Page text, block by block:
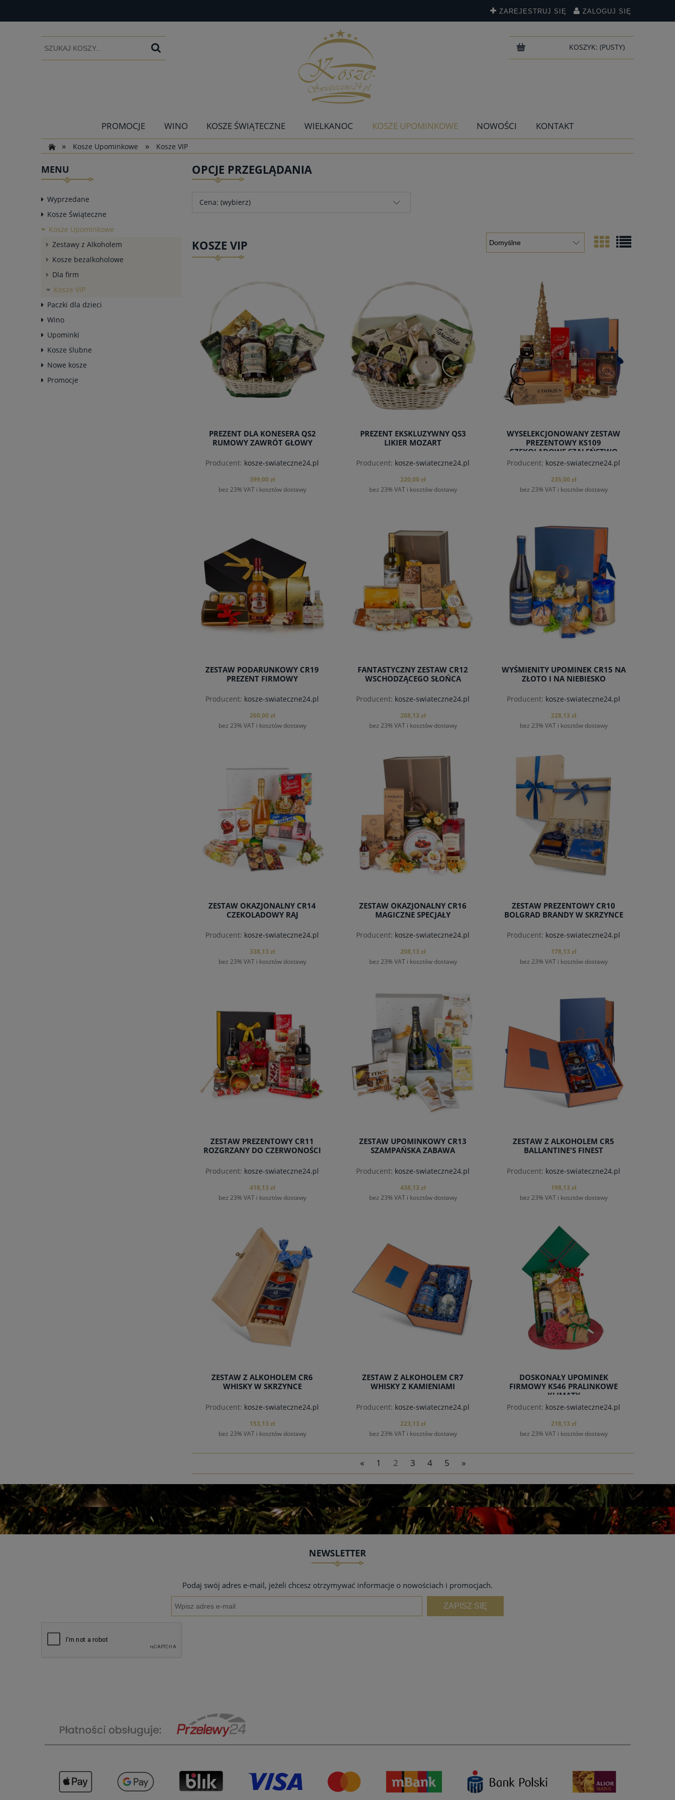
ZAREJESTRUJ SIĘ ZALOGUJ SIĘ
KOSZYK: (PUSTY)
PROMOCJE WINO KOSZE ŚWIĄTECZNE WIELKANOC KOSZE UPOMINKOWE NOWOŚCI
KONTAKT
»
Kosze Upominkowe » Kosze VIP
MENU
Wyprzedane
Kosze Świąteczne
Kosze Upominkowe
Zestawy z Alkoholem
Kosze bezalkoholowe
Dla firm
Kosze VIP
Paczki dla dzieci
Wino
Upominki
Kosze ślubne
Nowe kosze
Promocje
OPCJE PRZEGLĄDANIA
Cena: (wybierz)
KOSZE VIP
PREZENT DLA KONESERA QS2
RUMOWY ZAWRÓT GŁOWY
Producent: kosze-swiateczne24.pl
399,00 zł
bez 23% VAT i kosztów dostawy
PREZENT EKSKLUZYWNY QS3
LIKIER MOZART
Producent: kosze-swiateczne24.pl
220,00 zł
bez 23% VAT i kosztów dostawy
WYSELEKCJONOWANY ZESTAW
PREZENTOWY KS109
CZEKOLADOWE SZALEŃSTWO
Producent: kosze-swiateczne24.pl
235,00 zł
bez 23% VAT i kosztów dostawy
ZESTAW PODARUNKOWY CR19
PREZENT FIRMOWY
Producent: kosze-swiateczne24.pl
260,00 zł
bez 23% VAT i kosztów dostawy
FANTASTYCZNY ZESTAW CR12
WSCHODZĄCEGO SŁOŃCA
Producent: kosze-swiateczne24.pl
208,13 zł
bez 23% VAT i kosztów dostawy
WYŚMIENITY UPOMINEK CR15 NA
ZŁOTO I NA NIEBIESKO
Producent: kosze-swiateczne24.pl
228,13 zł
bez 23% VAT i kosztów dostawy
ZESTAW OKAZJONALNY CR14
CZEKOLADOWY RAJ
Producent: kosze-swiateczne24.pl
338,13 zł
bez 23% VAT i kosztów dostawy
ZESTAW OKAZJONALNY CR16
MAGICZNE SPECJAŁY
Producent: kosze-swiateczne24.pl
208,13 zł
bez 23% VAT i kosztów dostawy
ZESTAW PREZENTOWY CR10
BOLGRAD BRANDY W SKRZYNCE
Producent: kosze-swiateczne24.pl
178,13 zł
bez 23% VAT i kosztów dostawy
ZESTAW PREZENTOWY CR11
ROZGRZANY DO CZERWONOŚCI
Producent: kosze-swiateczne24.pl
418,13 zł
bez 23% VAT i kosztów dostawy
ZESTAW UPOMINKOWY CR13
SZAMPAŃSKA ZABAWA
Producent: kosze-swiateczne24.pl
438,13 zł
bez 23% VAT i kosztów dostawy
ZESTAW Z ALKOHOLEM CR5
BALLANTINE'S FINEST
Producent: kosze-swiateczne24.pl
198,13 zł
bez 23% VAT i kosztów dostawy
ZESTAW Z ALKOHOLEM CR6
WHISKY W SKRZYNCE
Producent: kosze-swiateczne24.pl
153,13 zł
bez 23% VAT i kosztów dostawy
ZESTAW Z ALKOHOLEM CR7
WHISKY Z KAMIENIAMI
Producent: kosze-swiateczne24.pl
223,13 zł
bez 23% VAT i kosztów dostawy
DOSKONAŁY UPOMINEK
FIRMOWY KS46 PRALINKOWE
KLIMATY
Producent: kosze-swiateczne24.pl
218,13 zł
bez 23% VAT i kosztów dostawy
« 1 2 3 4 5 »
NEWSLETTER
Podaj swój adres e-mail, jeżeli chcesz otrzymywać informacje o nowościach i promocjach.
ZAPISZ SIĘ